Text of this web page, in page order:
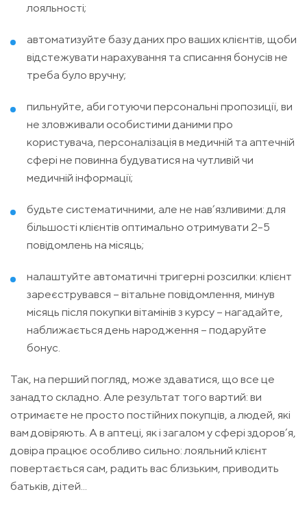
лояльності;
автоматизуйте базу даних про ваших клієнтів, щоби
відстежувати нарахування та списання бонусів не
треба було вручну;
пильнуйте, аби готуючи персональні пропозиції, ви
не зловживали особистими даними про
користувача, персоналізація в медичній та аптечній
сфері не повинна будуватися на чутливій чи
медичній інформації;
будьте систематичними, але не нав’язливими: для
більшості клієнтів оптимально отримувати 2-5
повідомлень на місяць;
налаштуйте автоматичні тригерні розсилки: клієнт
зареєструвався – вітальне повідомлення, минув
місяць після покупки вітамінів з курсу – нагадайте,
наближається день народження – подаруйте
бонус.
Так, на перший погляд, може здаватися, що все це
занадто складно. Але результат того вартий: ви
отримаєте не просто постійних покупців, а людей, які
вам довіряють. А в аптеці, як і загалом у сфері здоров’я,
довіра працює особливо сильно: лояльний клієнт
повертається сам, радить вас близьким, приводить
батьків, дітей...